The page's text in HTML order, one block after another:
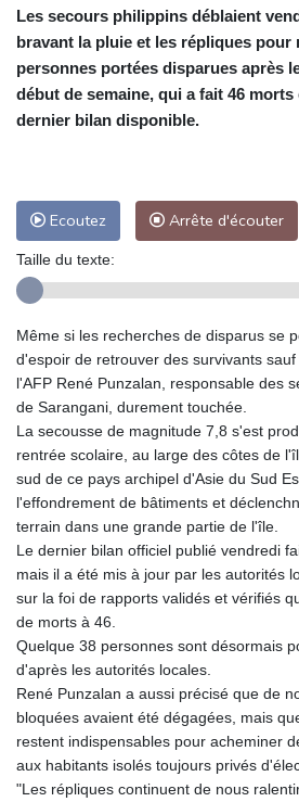
Les secours philippins déblaient
bravant la pluie et les répliques pour
personnes portées disparues après
début de semaine, qui a fait 46
dernier bilan disponible.
Ecoutez Arrête d'écouter
Taille du texte:
Même si les recherches de disparus se
d'espoir de retrouver des survivants
l'AFP René Punzalan, responsable des
de Sarangani, durement touchée.
La secousse de magnitude 7,8 s'est
rentrée scolaire, au large des côtes de
sud de ce pays archipel d'Asie du Sud
l'effondrement de bâtiments et
terrain dans une grande partie de l'île.
Le dernier bilan officiel publié vendredi
mais il a été mis à jour par les autorités
sur la foi de rapports validés et vérifiés
de morts à 46.
Quelque 38 personnes sont désormais
d'après les autorités locales.
René Punzalan a aussi précisé que de
bloquées avaient été dégagées, mais
restent indispensables pour acheminer
aux habitants isolés toujours privés
"Les répliques continuent de nous